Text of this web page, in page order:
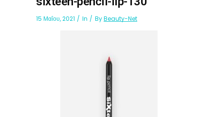
15 Μαΐου, 2021 In ByBeauty-Net